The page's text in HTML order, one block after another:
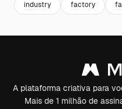
industry factory
A plataforma criativa para
Mais de 1 milhão de